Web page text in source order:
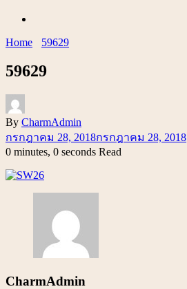
Home 59629
59629
By CharmAdmin
กรกฎาคม 28, 2018กรกฎาคม 28, 2018
0 minutes, 0 seconds Read
CharmAdmin